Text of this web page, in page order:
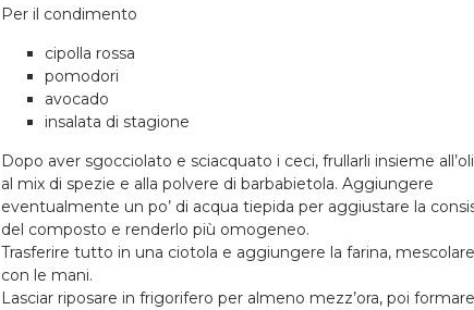
Per il condimento
cipolla rossa
pomodori
avocado
insalata di stagione
Dopo aver sgocciolato e sciacquato i ceci, frullarli insieme
al mix di spezie e alla polvere di barbabietola. Aggiungere
eventualmente un po’ di acqua tiepida per aggiustare la
del composto e renderlo più omogeneo.
Trasferire tutto in una ciotola e aggiungere la farina,
con le mani.
Lasciar riposare in frigorifero per almeno mezz’ora, poi